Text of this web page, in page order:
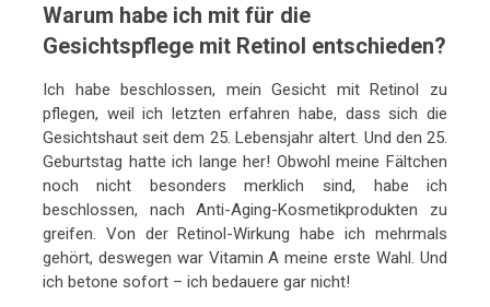
Warum habe ich mit für die
Gesichtspflege mit Retinol entschieden?
Ich habe beschlossen, mein Gesicht mit Retinol zu
pflegen, weil ich letzten erfahren habe, dass sich die
Gesichtshaut seit dem 25. Lebensjahr altert. Und den 25.
Geburtstag hatte ich lange her! Obwohl meine Fältchen
noch nicht besonders merklich sind, habe ich
beschlossen, nach Anti-Aging-Kosmetikprodukten zu
greifen. Von der Retinol-Wirkung habe ich mehrmals
gehört, deswegen war Vitamin A meine erste Wahl. Und
ich betone sofort – ich bedauere gar nicht!